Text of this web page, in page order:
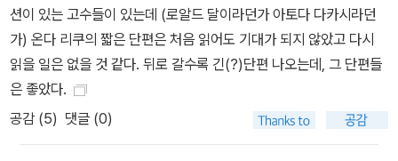
션이 있는 고수들이 있는데 (로알드 달이라던가 아토다 다카시라던
가) 온다 리쿠의 짧은 단편은 처음 읽어도 기대가 되지 않았고 다시
읽을 일은 없을 것 같다. 뒤로 갈수록 긴(?)단편 나오는데, 그 단편들
은 좋았다.
공감 (5) 댓글 (0)